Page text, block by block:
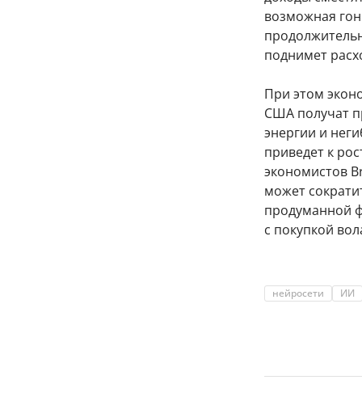
возможная
поднимет
При этом
США получат
энергии и
приведет к
экономистов
может
продуманной
с покупкой
нейросети ИИ